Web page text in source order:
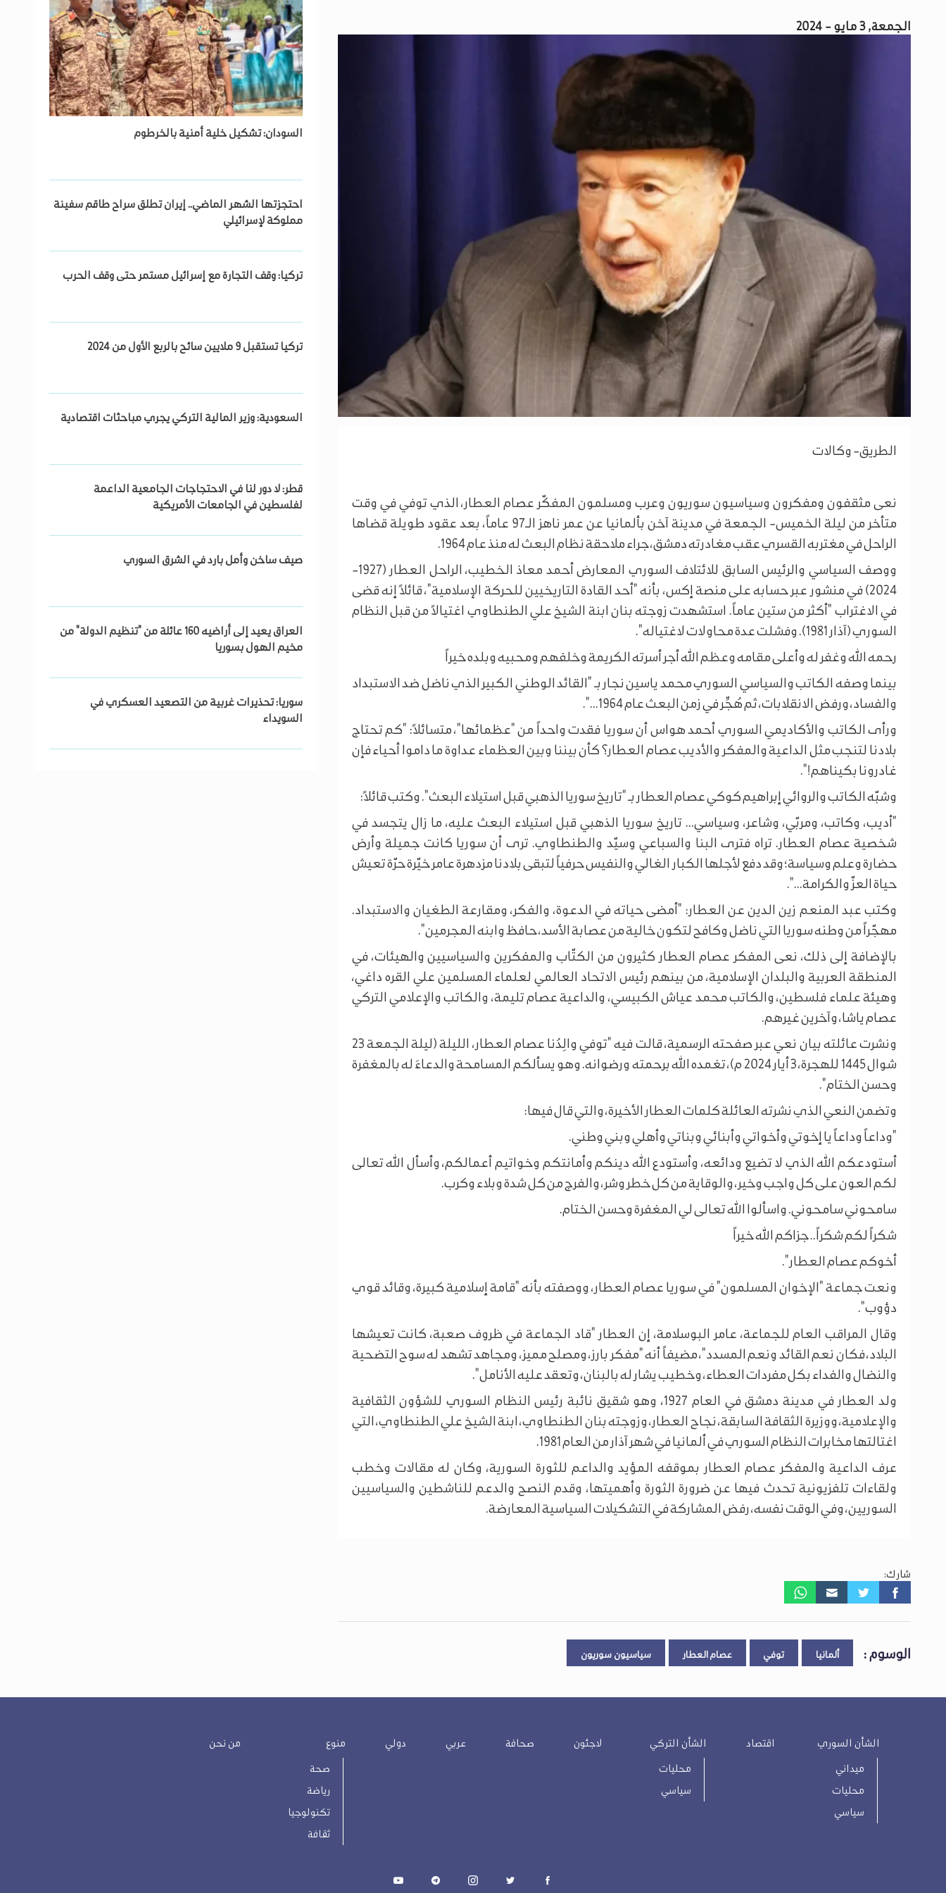
الجمعة, 3 مايو - 2024
الطريق- وكالات
نعى مثقفون ومفكرون وسياسيون سوريون وعرب ومسلمون المفكّر عصام العطار، الذي توفي في وقت
متأخر من ليلة الخميس- الجمعة في مدينة آخن بألمانيا عن عمر ناهز الـ97 عاماً، بعد عقود طويلة قضاها
الراحل في مغتربه القسري عقب مغادرته دمشق، جراء ملاحقة نظام البعث له منذ عام 1964.
ووصف السياسي والرئيس السابق للائتلاف السوري المعارض أحمد معاذ الخطيب، الراحل العطار (1927-
2024) في منشور عبر حسابه على منصة إكس، بأنه "أحد القادة التاريخيين للحركة الإسلامية"، قائلاً إنه قضى
في الاغتراب "أكثر من ستين عاماً. استشهدت زوجته بنان ابنة الشيخ علي الطنطاوي اغتيالاً من قبل النظام
السوري (آذار 1981). وفشلت عدة محاولات لاغتياله".
رحمه الله وغفر له وأعلى مقامه وعظم الله أجر أسرته الكريمة وخلفهم ومحبيه وبلده خيراً
بينما وصفه الكاتب والسياسي السوري محمد ياسين نجار بـ "القائد الوطني الكبير الذي ناضل ضد الاستبداد
والفساد، ورفض الانقلابات، ثم هُجِّر في زمن البعث عام 1964...".
ورأى الكاتب والأكاديمي السوري أحمد هواس أن سوريا فقدت واحداً من "عظمائها"، متسائلاً: "كم تحتاج
بلادنا لتنجب مثل الداعية والمفكر والأديب عصام العطار؟ كأن بيننا وبين العظماء عداوة ما داموا أحياء فإن
غادرونا بكيناهم!".
وشبّه الكاتب والروائي إبراهيم كوكي عصام العطار بـ "تاريخ سوريا الذهبي قبل استيلاء البعث". وكتب قائلاً:
"أديب، وكاتب، ومربّي، وشاعر، وسياسي... تاريخ سوريا الذهبي قبل استيلاء البعث عليه، ما زال يتجسد في
شخصية عصام العطار. تراه فترى البنا والسباعي وسيّد والطنطاوي. ترى أن سوريا كانت جميلة وأرض
حضارة وعلم وسياسة؛ وقد دفع لأجلها الكبار الغالي والنفيس حرفياً لتبقى بلادنا مزدهرة عامر خيّرة حرّة تعيش
حياة العزّ والكرامة...".
وكتب عبد المنعم زين الدين عن العطار: "أمضى حياته في الدعوة، والفكر، ومقارعة الطغيان والاستبداد.
مهجّراً من وطنه سوريا التي ناضل وكافح لتكون خالية من عصابة الأسد، حافظ وابنه المجرمين".
بالإضافة إلى ذلك، نعى المفكر عصام العطار كثيرون من الكتّاب والمفكرين والسياسيين والهيئات، في
المنطقة العربية والبلدان الإسلامية، من بينهم رئيس الاتحاد العالمي لعلماء المسلمين علي القره داغي،
وهيئة علماء فلسطين، والكاتب محمد عياش الكبيسي، والداعية عصام تليمة، والكاتب والإعلامي التركي
عصام ياشا، وآخرين غيرهم.
ونشرت عائلته بيان نعي عبر صفحته الرسمية، قالت فيه "توفي والِدُنا عصام العطار، الليلة (ليلة الجمعة 23
شوال 1445 للهجرة، 3 أيار 2024 م)، تغمده الله برحمته ورضوانه. وهو يسألكم المسامحة والدعاءَ له بالمغفرة
وحسن الختام".
وتضمن النعي الذي نشرته العائلة كلمات العطار الأخيرة، والتي قال فيها:
"وداعاً وداعاً يا إخوتي وأخواتي وأبنائي وبناتي وأهلي وبني وطني.
أستودعكم الله الذي لا تضيع ودائعه، وأستودع الله دينكم وأمانتكم وخواتيم أعمالكم، وأسأل الله تعالى
لكم العون على كل واجب وخير، والوقاية من كل خطر وشر، والفرج من كل شدة وبلاء وكرب.
سامحوني سامحوني. واسألوا الله تعالى لي المغفرة وحسن الختام.
شكراً لكم شكراً.. جزاكم الله خيراً
أخوكم عصام العطار".
ونعت جماعة "الإخوان المسلمون" في سوريا عصام العطار، ووصفته بأنه "قامة إسلامية كبيرة، وقائد قوي
دؤوب".
وقال المراقب العام للجماعة، عامر البوسلامة، إن العطار "قاد الجماعة في ظروف صعبة، كانت تعيشها
البلاد، فكان نعم القائد ونعم المسدد"، مضيفاً أنه "مفكر بارز، ومصلح مميز، ومجاهد تشهد له سوح التضحية
والنضال والفداء بكل مفردات العطاء، وخطيب يشار له بالبنان، وتعقد عليه الأنامل".
ولد العطار في مدينة دمشق في العام 1927، وهو شقيق نائبة رئيس النظام السوري للشؤون الثقافية
والإعلامية، ووزيرة الثقافة السابقة، نجاح العطار، وزوجته بنان الطنطاوي، ابنة الشيخ علي الطنطاوي، التي
اغتالتها مخابرات النظام السوري في ألمانيا في شهر آذار من العام 1981.
عرف الداعية والمفكر عصام العطار بموقفه المؤيد والداعم للثورة السورية، وكان له مقالات وخطب
ولقاءات تلفزيونية تحدث فيها عن ضرورة الثورة وأهميتها، وقدم النصح والدعم للناشطين والسياسيين
السوريين، وفي الوقت نفسه، رفض المشاركة في التشكيلات السياسية المعارضة.
شارك:
الوسوم : ألمانيا توفي عصام العطار سياسيون سوريون
السودان: تشكيل خلية أمنية بالخرطوم
احتجزتها الشهر الماضي.. إيران تطلق سراح طاقم سفينة
مملوكة لإسرائيلي
تركيا: وقف التجارة مع إسرائيل مستمر حتى وقف الحرب
تركيا تستقبل 9 ملايين سائح بالربع الأول من 2024
السعودية: وزير المالية التركي يجري مباحثات اقتصادية
قطر: لا دور لنا في الاحتجاجات الجامعية الداعمة
لفلسطين في الجامعات الأمريكية
صيف ساخن وأمل بارد في الشرق السوري
العراق يعيد إلى أراضيه 160 عائلة من "تنظيم الدولة" من
مخيم الهول بسوريا
سوريا: تحذيرات غربية من التصعيد العسكري في
السويداء
الشأن السوري
ميداني
محليات
سياسي
اقتصاد الشأن التركي
محليات
سياسي
لاجئون صحافة عربي دولي منوع
صحة
رياضة
تكنولوجيا
ثقافة
من نحن